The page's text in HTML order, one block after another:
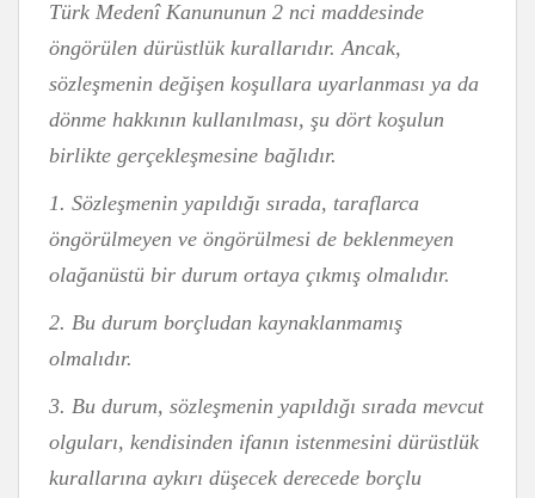
Türk Medenî Kanununun 2 nci maddesinde
öngörülen dürüstlük kurallarıdır. Ancak,
sözleşmenin değişen koşullara uyarlanması ya da
dönme hakkının kullanılması, şu dört koşulun
birlikte gerçekleşmesine bağlıdır.
1. Sözleşmenin yapıldığı sırada, taraflarca
öngörülmeyen ve öngörülmesi de beklenmeyen
olağanüstü bir durum ortaya çıkmış olmalıdır.
2. Bu durum borçludan kaynaklanmamış
olmalıdır.
3. Bu durum, sözleşmenin yapıldığı sırada mevcut
olguları, kendisinden ifanın istenmesini dürüstlük
kurallarına aykırı düşecek derecede borçlu